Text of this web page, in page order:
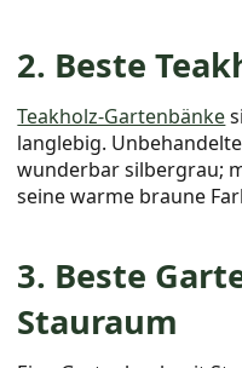
2. Beste
Teakholz-Gartenbänke
langlebig.
wunderbar silbergrau;
seine warme braune
3. Beste
Stauraum